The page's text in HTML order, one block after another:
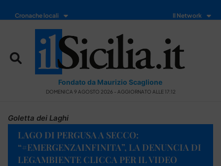
Cronache locali Il Network
Fondato da Maurizio Scaglione
DOMENICA 9 AGOSTO 2026 - AGGIORNATO ALLE 17:12
Goletta dei Laghi
LAGO DI PERGUSA A SECCO:
“#EMERGENZAINFINITA”, LA DENUNCIA DI
LEGAMBIENTE CLICCA PER IL VIDEO